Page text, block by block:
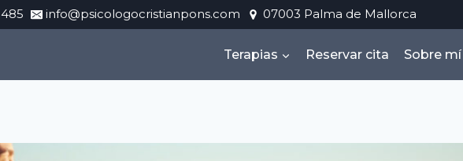
info@psicologocristianpons.com 07003 Palma de Mallorca
Terapias Reservar cita Sobre mí